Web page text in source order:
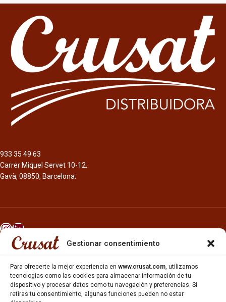
Gestionar consentimiento
Para ofrecerte la mejor experiencia en www.crusat.com, utilizamos
tecnologías como las cookies para almacenar información de tu
dispositivo y procesar datos como tu navegación y preferencias. Si
retiras tu consentimiento, algunas funciones pueden no estar
933 35 49 63
Carrer Miquel Servet 10-12,
Gavà, 08850, Barcelona.
INICIO
CERVEZAS
ESTRELLA GALICIA
OTROS PRODUCTOS